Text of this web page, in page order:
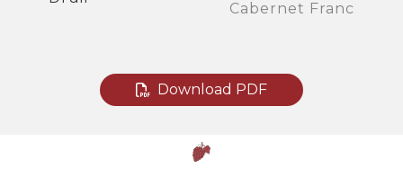
Cabernet Franc
Download PDF